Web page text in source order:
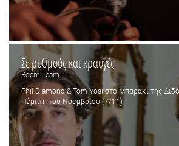
Σε ρυθμούς και κραυγές
Boem Team
Phil Diamond & Tom Yosi στο Μπαράκι της
Πέμπτη του Νοεμβρίου (7/11)